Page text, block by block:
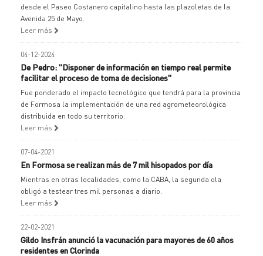
desde el Paseo Costanero capitalino hasta las plazoletas de la
Avenida 25 de Mayo.
Leer más
04-12-2024
De Pedro: "Disponer de información en tiempo real permite
facilitar el proceso de toma de decisiones"
Fue ponderado el impacto tecnológico que tendrá para la provincia
de Formosa la implementación de una red agrometeorológica
distribuida en todo su territorio.
Leer más
07-04-2021
En Formosa se realizan más de 7 mil hisopados por día
Mientras en otras localidades, como la CABA, la segunda ola
obligó a testear tres mil personas a diario.
Leer más
22-02-2021
Gildo Insfrán anunció la vacunación para mayores de 60 años
residentes en Clorinda